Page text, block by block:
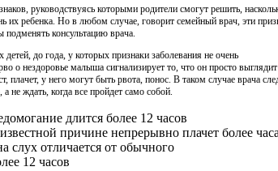
руководствуясь которыми родители смогут решить,
их ребенка. Но в любом случае, говорит семейный врач, эти
консультацию врача.
до года, у которых признаки заболевания не очень
о нездоровье малыша сигнализирует то, что он просто выглядит
плачет, у него могут быть рвота, понос. В таком случае врача
не ждать, когда все пройдет само собой.
длится более 12 часов
причине непрерывно плачет более
слух отличается от обычного
12 часов